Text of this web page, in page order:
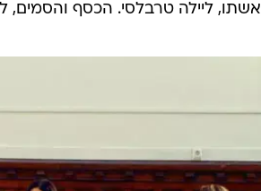
אשתו, ליילה טרבלסי. הכסף והסמים,